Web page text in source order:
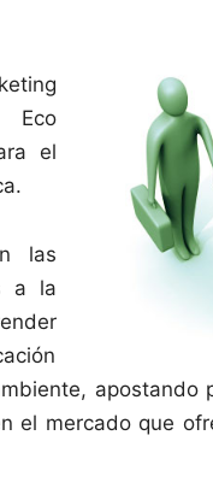
Eco
el
las
a la
apostando
el mercado que